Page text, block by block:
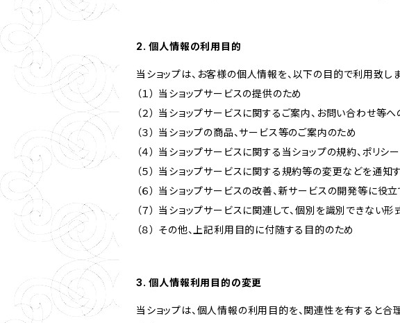
2. 個人情報の利用目的
当ショップは、お客様の個人情報を、以下の目的で利用致しま
（１） 当ショップサービスの提供のため
（２） 当ショップサービスに関するご案内、お問い合わせ等
（３） 当ショップの商品、サービス等のご案内のため
（４） 当ショップサービスに関する当ショップの規約、ポリ
（５） 当ショップサービスに関する規約等の変更などを通知
（６） 当ショップサービスの改善、新サービスの開発等に役
（７） 当ショップサービスに関連して、個別を識別できない
（８） その他、上記利用目的に付随する目的のため
3. 個人情報利用目的の変更
当ショップは、個人情報の利用目的を、関連性を有すると